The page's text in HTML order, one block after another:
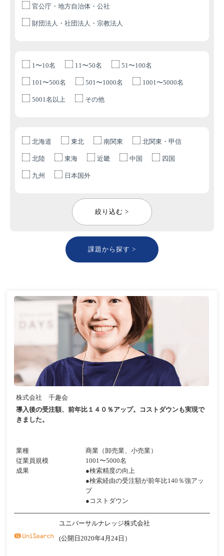
官公庁・地方自治体・公社
財団法人・社団法人・宗教法人
1〜10名 11〜50名 51〜100名
101〜500名 501〜1000名 1001〜5000名
5001名以上 その他
北海道 東北 南関東 北関東・甲信
北陸 東海 近畿 中国 四国
九州 日本国外
絞り込む >
課題から探す >
株式会社 千趣会
導入後の受注額、前年比１４０％アップ。コストダウンも実現で
きました。
業種
商業（卸売業、小売業）
従業員規模
1001〜5000名
成果
●検索精度の向上
●検索経由の受注額が前年比140％強アッ
プ
●コストダウン
ユニバーサルナレッジ株式会社
(公開日2020年4月24日）